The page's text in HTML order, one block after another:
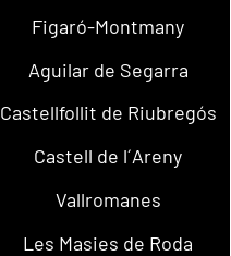
Figaró-Montmany
Aguilar de Segarra
Castellfollit de Riubregós
Castell de l´Areny
Vallromanes
Les Masies de Roda